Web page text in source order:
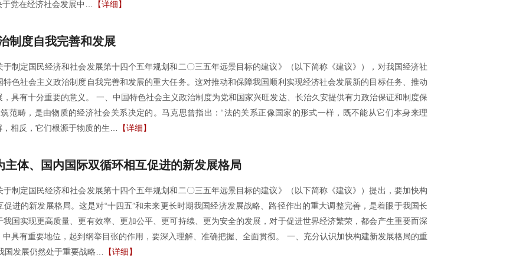
党在经济社会发展中… 【详细】
制度自我完善和发展
制定国民经济和社会发展第十四个五年规划和二〇三五年远景目标的建议》（以下简称《建议》），对我国经济社
色社会主义政治制度自我完善和发展的重大任务。这对推动和保障我国顺利实现经济社会发展新的目标任务、推动
具有十分重要的意义。 一、中国特色社会主义政治制度为党和国家兴旺发达、长治久安提供有力政治保证和制度保
范畴，是由物质的经济社会关系决定的。马克思曾指出：“法的关系正像国家的形式一样，既不能从它们本身来理
相反，它们根源于物质的生…
【详细】
体、国内国际双循环相互促进的新发展格局
制定国民经济和社会发展第十四个五年规划和二〇三五年远景目标的建议》（以下简称《建议》）提出，要加快构
进的新发展格局。这是对“十四五”和未来更长时期我国经济发展战略、路径作出的重大调整完善，是着眼于我国长
国实现更高质量、更有效率、更加公平、更可持续、更为安全的发展，对于促进世界经济繁荣，都会产生重要而深
具有重要地位，起到纲举目张的作用，要深入理解、准确把握、全面贯彻。 一、充分认识加快构建新发展格局的重
国发展仍然处于重要战略…
【详细】